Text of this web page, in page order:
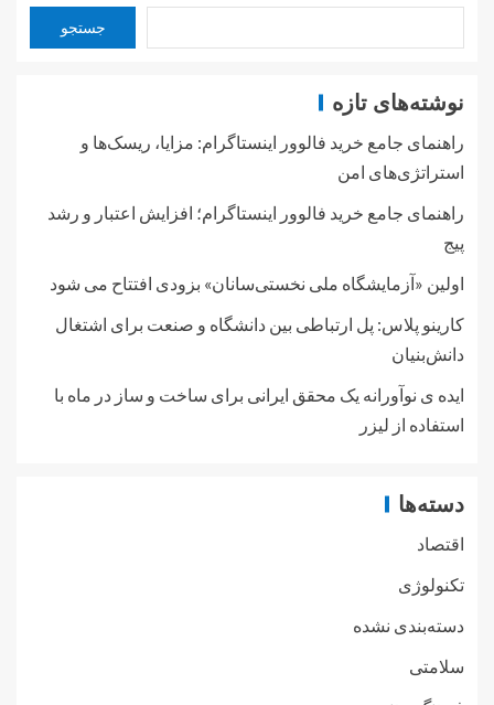
جستجو
نوشته‌های تازه
راهنمای جامع خرید فالوور اینستاگرام: مزایا، ریسک‌ها و
استراتژی‌های امن
راهنمای جامع خرید فالوور اینستاگرام؛ افزایش اعتبار و رشد
پیج
اولین «آزمایشگاه ملی نخستی‌سانان» بزودی افتتاح می شود
کارینو پلاس: پل ارتباطی بین دانشگاه و صنعت برای اشتغال
دانش‌بنیان
ایده ی نوآورانه یک محقق ایرانی برای ساخت و ساز در ماه با
استفاده از لیزر
دسته‌ها
اقتصاد
تکنولوژی
دسته‌بندی نشده
سلامتی